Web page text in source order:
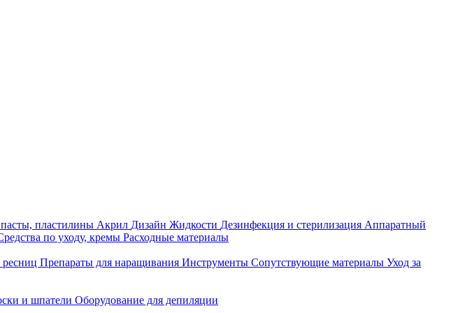
пластилины Акрил Дизайн Жидкости Дезинфекция и стерилизация Аппаратный
по уходу, кремы Расходные материалы
Препараты для наращивания Инструменты Сопутствующие материалы Уход за
и шпатели Оборудование для депиляции